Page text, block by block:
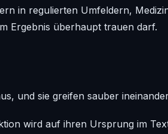
in regulierten Umfeldern,
Ergebnis überhaupt trauen darf.
und sie greifen sauber
wird auf ihren Ursprung im